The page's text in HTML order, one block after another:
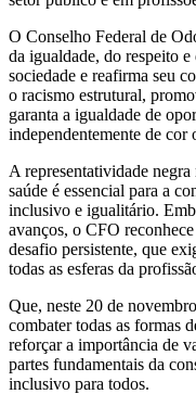
O Conselho Federal de
da igualdade, do respeito
sociedade e reafirma seu
o racismo estrutural,
garanta a igualdade de
independentemente de cor
A representatividade
saúde é essencial para a
inclusivo e igualitário.
avanços, o CFO
desafio persistente, que
todas as esferas da
Que, neste 20 de
combater todas as formas
reforçar a importância de
partes fundamentais da
inclusivo para todos.